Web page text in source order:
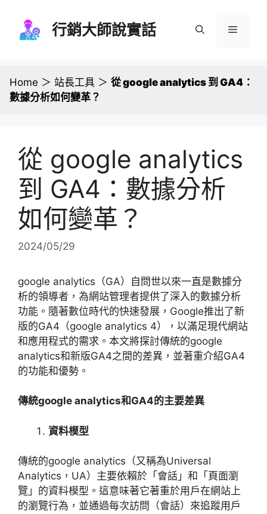
行銷大師說實話 選
Home ＞ 站長工具 ＞ 從 google analytics 到 GA4：
數據分析如何變革？
從 google analytics
到 GA4：數據分析
如何變革？
2024/05/29
google analytics （GA）自問世以來一直是數據分
析的領導者，為網站管理者提供了深入的數據分析
功能。隨著數位時代的快速發展， Google推出了新
版的GA4 （google analytics 4），以滿足現代網站
和應用程式的需求。本文將探討傳統的google
analytics和新版GA4之間的差異，並著重介紹GA4
的功能和優勢。
傳統google analytics和 GA4的主要差異
資料模型
傳統的google analytics （又稱為Universal
Analytics ， UA）主要依賴於「會話」和「頁面瀏
覽」的資料模型。這意味著它著重於用戶在網站上
的瀏覽行為，並通過每次訪問（會話）來追蹤用戶